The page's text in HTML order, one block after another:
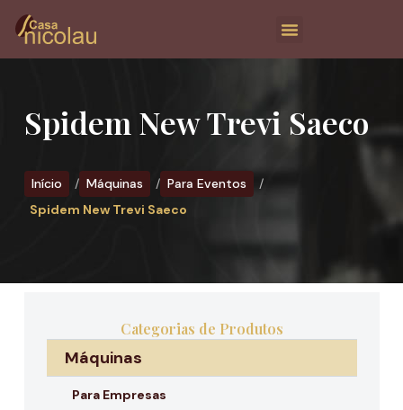
Spidem New Trevi Saeco
Início Máquinas
Para Eventos
Spidem New Trevi Saeco
Categorias de Produtos
Máquinas
Para Empresas